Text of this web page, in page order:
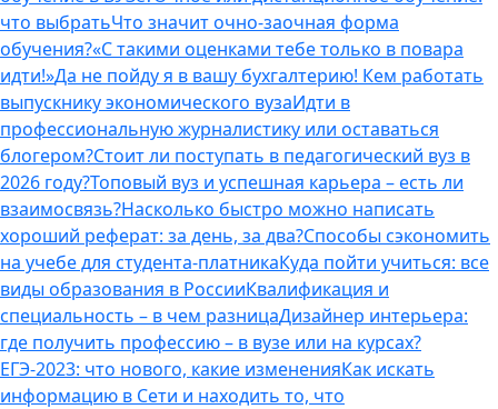
что выбратьЧто значит очно-заочная форма
обучения?«С такими оценками тебе только в повара
идти!»Да не пойду я в вашу бухгалтерию! Кем работать
выпускнику экономического вузаИдти в
профессиональную журналистику или оставаться
блогером?Стоит ли поступать в педагогический вуз в
2026 году?Топовый вуз и успешная карьера – есть ли
взаимосвязь?Насколько быстро можно написать
хороший реферат: за день, за два?Способы сэкономить
на учебе для студента-платникаКуда пойти учиться: все
виды образования в РоссииКвалификация и
специальность – в чем разницаДизайнер интерьера:
где получить профессию – в вузе или на курсах?
ЕГЭ-2023: что нового, какие измененияКак искать
информацию в Сети и находить то, что